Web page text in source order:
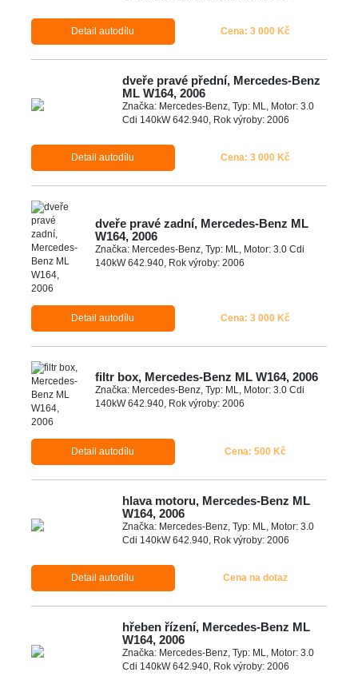
Detail autodílu Cena: 3 000 Kč
dveře pravé přední, Mercedes-Benz
ML W164, 2006
Značka: Mercedes-Benz, Typ: ML, Motor: 3.0
Cdi 140kW 642.940, Rok výroby: 2006
Detail autodílu Cena: 3 000 Kč
dveře pravé zadní, Mercedes-Benz ML
W164, 2006
Značka: Mercedes-Benz, Typ: ML, Motor: 3.0 Cdi
140kW 642.940, Rok výroby: 2006
Detail autodílu Cena: 3 000 Kč
filtr box, Mercedes-Benz ML W164, 2006
Značka: Mercedes-Benz, Typ: ML, Motor: 3.0 Cdi
140kW 642.940, Rok výroby: 2006
Detail autodílu Cena: 500 Kč
hlava motoru, Mercedes-Benz ML
W164, 2006
Značka: Mercedes-Benz, Typ: ML, Motor: 3.0
Cdi 140kW 642.940, Rok výroby: 2006
Detail autodílu Cena na dotaz
hřeben řízení, Mercedes-Benz ML
W164, 2006
Značka: Mercedes-Benz, Typ: ML, Motor: 3.0
Cdi 140kW 642.940, Rok výroby: 2006